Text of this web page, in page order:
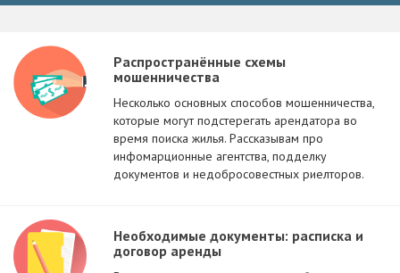
Распространённые схемы
мошенничества
Несколько основных способов мошенничества,
которые могут подстерегать арендатора во
время поиска жилья. Рассказывам про
инфомарционные агентства, подделку
документов и недобросовестных риелторов.
Необходимые документы: расписка и
договор аренды